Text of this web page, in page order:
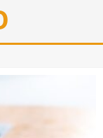
Fotógrafos mexicanos de Postal 5.6 brillan como finalistas del Concurso Nacional de Fotografía Cuartoscuro 2026